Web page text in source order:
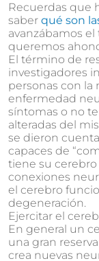
Recuerdas que
saber qué son
avanzábamos
queremos
El término de
investigadores
personas con la
enfermedad
síntomas o no
alteradas del
se dieron
capaces de
tiene su
conexiones
el cerebro
degeneración.
Ejercitar el
En general un
una gran
crea nuevas